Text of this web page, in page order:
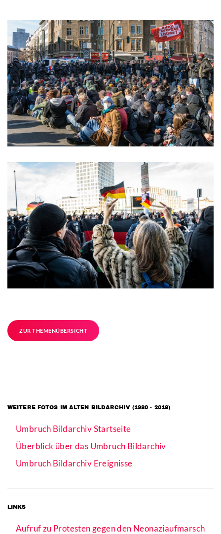
ZUR THEMENÜBERSICHT
WEITERE FOTOS IM ALTEN BILDARCHIV (1980 - 2018)
Umbruch Bildarchiv Startseite
Überblick über das Umbruch Bildarchiv
Umbruch Bildarchiv Ereignisse
LINKS
Aufruf zu Protesten gegen den Neonaziaufmarsch